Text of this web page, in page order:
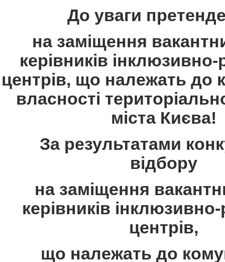
До уваги
на заміщення
керівників
центрів, що належать до
власності
міста Києва!
За результатами
відбору
на заміщення
керівників
центрів,
що належать до